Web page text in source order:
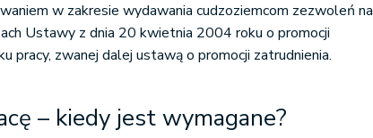
w zakresie wydawania cudzoziemcom zezwoleń na
Ustawy z dnia 20 kwietnia 2004 roku o promocji
pracy, zwanej dalej ustawą o promocji zatrudnienia.
– kiedy jest wymagane?